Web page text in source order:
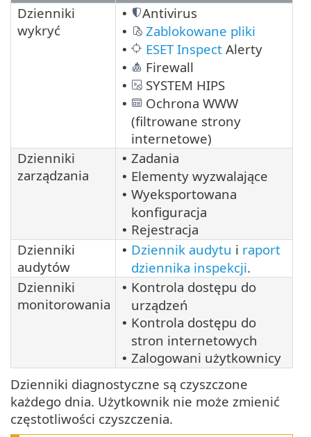
Dzienniki
wykryć
• Antivirus
• Zablokowane pliki
• ESET Inspect Alerty
• Firewall
• SYSTEM HIPS
•
Ochrona WWW
(filtrowane strony
internetowe)
Dzienniki
zarządzania
• Zadania
• Elementy wyzwalające
• Wyeksportowana
konfiguracja
• Rejestracja
Dzienniki
audytów
• Dziennik audytu i raport
dziennika inspekcji.
Dzienniki
monitorowania
• Kontrola dostępu do
urządzeń
• Kontrola dostępu do
stron internetowych
• Zalogowani użytkownicy
Dzienniki diagnostyczne są czyszczone
każdego dnia. Użytkownik nie może zmienić
częstotliwości czyszczenia.